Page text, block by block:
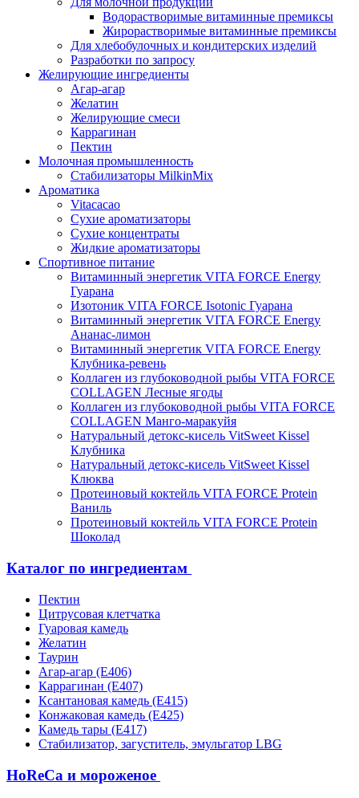
Водорастворимые витаминные премиксы
Жирорастворимые витаминные премиксы
Для хлебобулочных и кондитерских изделий
Разработки по запросу
Желирующие ингредиенты
Агар-агар
Желатин
Желирующие смеси
Каррагинан
Пектин
Молочная промышленность
Стабилизаторы MilkinMix
Ароматика
Vitacacao
Сухие ароматизаторы
Сухие концентраты
Жидкие ароматизаторы
Спортивное питание
Витаминный энергетик VITA FORCE Energy
Гуарана
Изотоник VITA FORCE Isotonic Гуарана
Витаминный энергетик VITA FORCE Energy
Ананас-лимон
Витаминный энергетик VITA FORCE Energy
Клубника-ревень
Коллаген из глубоководной рыбы VITA FORCE
COLLAGEN Лесные ягоды
Коллаген из глубоководной рыбы VITA FORCE
COLLAGEN Манго-маракуйя
Натуральный детокс-кисель VitSweet Kissel
Клубника
Натуральный детокс-кисель VitSweet Kissel
Клюква
Протеиновый коктейль VITA FORCE Protein
Ваниль
Протеиновый коктейль VITA FORCE Protein
Шоколад
Каталог по ингредиентам
Пектин
Цитрусовая клетчатка
Гуаровая камедь
Желатин
Таурин
Агар-агар (Е406)
Каррагинан (Е407)
Ксантановая камедь (Е415)
Конжаковая камедь (Е425)
Камедь тары (Е417)
Стабилизатор, загуститель, эмульгатор LBG
HoReCa и мороженое